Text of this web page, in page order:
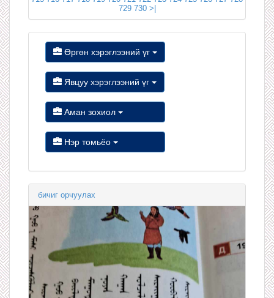
729 730 >|
Өргөн хэрэглээний үг
Явцуу хэрэглээний үг
Аман зохиол
Нэр томьёо
бичиг орчуулах